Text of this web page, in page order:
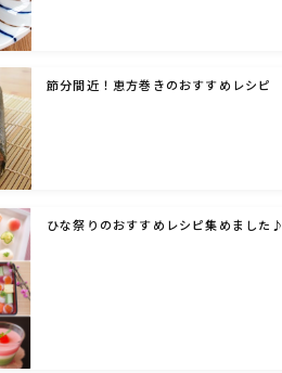
節分間近！恵方巻きのおすすめレシピ
ひな祭りのおすすめレシピ集めました♪